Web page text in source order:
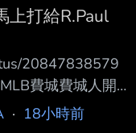
that the
lack of pe
上打給R.Paul
20847838579
費城費城人開
過程 Host： So
· 18小時前